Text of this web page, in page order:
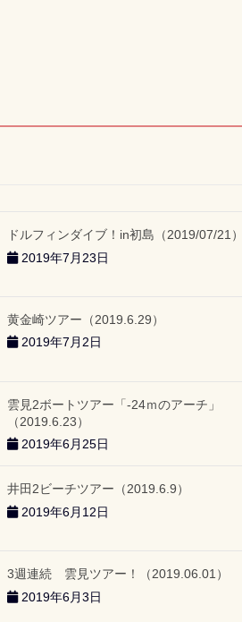
ドルフィンダイブ！in初島（2019/07/21）
2019年7月23日
黄金崎ツアー（2019.6.29）
2019年7月2日
雲見2ボートツアー「-24ｍのアーチ」
（2019.6.23）
2019年6月25日
井田2ビーチツアー（2019.6.9）
2019年6月12日
3週連続 雲見ツアー！（2019.06.01）
2019年6月3日